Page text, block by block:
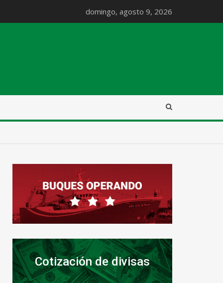
domingo, agosto 9, 2026
Cotización de divisas